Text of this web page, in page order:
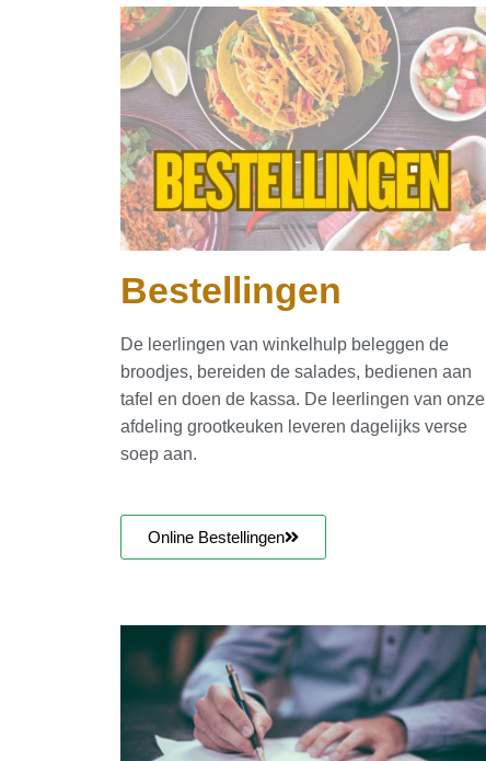
Bestellingen
De leerlingen van winkelhulp beleggen de
broodjes, bereiden de salades, bedienen aan
tafel en doen de kassa. De leerlingen van onze
afdeling grootkeuken leveren dagelijks verse
soep aan.
Online Bestellingen